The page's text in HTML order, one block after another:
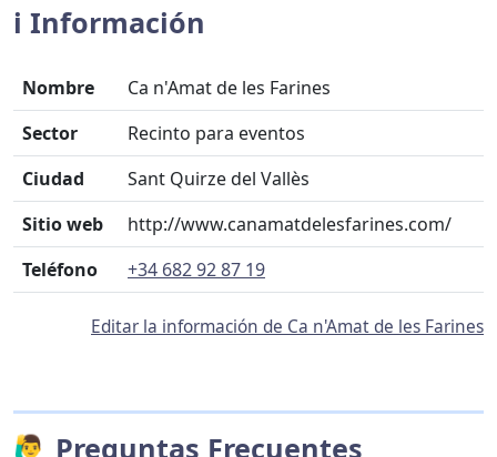
ℹ️ Información
Nombre
Ca n'Amat de les Farines
Sector
Recinto para eventos
Ciudad
Sant Quirze del Vallès
Sitio web
http://www.canamatdelesfarines.com/
Teléfono
+34 682 92 87 19
Editar la información de Ca n'Amat de les Farines
🙋‍♂️ Preguntas Frecuentes